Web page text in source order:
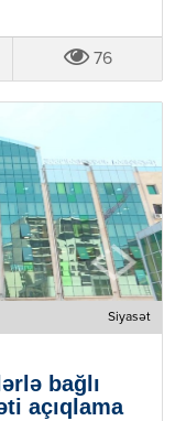
76
Siyasət
bağlı
açıqlama